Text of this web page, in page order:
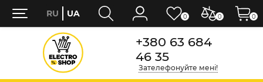
+380 63 684
46 35
Зателефонуйте мені!
0 0
RU UA 0